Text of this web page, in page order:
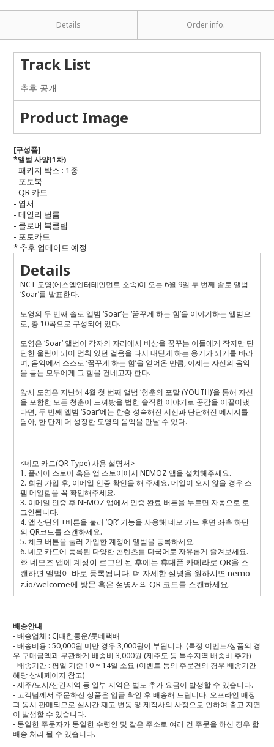
Details Order info.
Track List
추후 공개
Product Image
[구성품]
*앨범 사양(1차)
- 패키지 박스 : 1 종
- 포토북
- QR 카드
- 엽서
- 데일리 필름
- 클로버 북클립
- 포토카드
* 추후 업데이트 예정
Details
NCT 도영(에스엠엔터테인먼트 소속)이 오는 6월 9일 두 번째 솔로 앨범
‘Soar’를 발표한다.
도영의 두 번째 솔로 앨범 ‘Soar’는 ‘꿈꾸게 하는 힘’을 이야기하는 앨범으
로, 총 10곡으로 구성되어 있다.
도영은 ‘Soar’앨범이 각자의 자리에서 비상을 꿈꾸는 이들에게 작지만 단
단한 울림이 되어 멈춰 있던 걸음을 다시 내딛게 하는 용기가 되기를 바라
며, 음악에서 스스로 ‘꿈꾸게 하는 힘’을 얻어온 만큼, 이제는 자신의 음악
을 듣는 모두에게 그 힘을 건네고자 한다.
앞서 도영은 지난해 4월 첫 번째 앨범 ‘청춘의 포말(YOUTH)’을 통해 자신
을 포함한 모든 청춘이 느껴봤을 법한 솔직한 이야기로 공감을 이끌어냈
다면, 두 번째 앨범 ‘Soar’에는 한층 성숙해진 시선과 단단해진 메시지를
담아, 한 단계 더 성장한 도영의 음악을 만날 수 있다.
<네모 카드(QR Type)사용 설명서>
1. 플레이 스토어 혹은 앱 스토어에서 NEMOZ 앱을 설치해주세요.
2. 회원 가입 후, 이메일 인증 확인을 해 주세요. 메일이 오지 않을 경우 스
팸 메일함을 꼭 확인해주세요.
3. 이메일 인증 후 NEMOZ 앱에서 인증 완료 버튼을 누르면 자동으로 로
그인됩니다.
4. 앱 상단의 +버튼을 눌러 ‘QR’ 기능을 사용해 네모 카드 후면 좌측 하단
의 QR코드를 스캔하세요.
5. 체크 버튼을 눌러 가입한 계정에 앨범을 등록하세요.
6. 네모 카드에 등록된 다양한 콘텐츠를 다국어로 자유롭게 즐겨보세요.
※ 네모즈 앱에 계정이 로그인 된 후에는 휴대폰 카메라로 QR을 스
캔하면 앨범이 바로 등록됩니다. 더 자세한 설명을 원하시면 nemo
z.io/welcome에 방문 혹은 설명서의 QR 코드를 스캔하세요.
배송안내
- 배송업체 : CJ대한통운/롯데택배
- 배송비용 : 50,000원 미만 경우 3,000원이 부됩니다. (특정 이벤트/상품의 경
우 구매금액과 무관하게 배송비 3,000원 (제주도 등 특수지역 배송비 추가)
- 배송기간 : 평일 기준 10 ~ 14일 소요 (이벤트 등의 주문건의 경우 배송기간
해당 상세페이지 참고)
- 제주/도서/산간지역 등 일부 지역은 별도 추가 요금이 발생할 수 있습니다.
- 고객님께서 주문하신 상품은 입금 확인 후 배송해 드립니다. 오프라인 매장
과 동시 판매되므로 실시간 재고 변동 및 제작사의 사정으로 인하여 출고 지연
이 발생할 수 있습니다.
- 동일한 주문자가 동일한 수령인 및 같은 주소로 여러 건 주문을 하신 경우 합
배송 처리 될 수 있습니다.